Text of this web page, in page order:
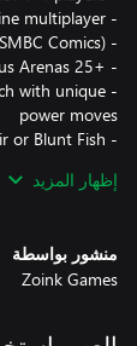
with unique
or Blunt Fish
Mix up your
together is fun!
إظهار المزيد
منشور بواسطة
Zoink Games